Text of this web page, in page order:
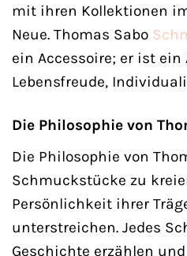
mit ihren Kollektionen
Neue. Thomas Sabo
ein Accessoire; er ist ein
Lebensfreude,
Die Philosophie von
Die Philosophie von
Schmuckstücke zu
Persönlichkeit ihrer
unterstreichen. Jedes
Geschichte erzählen